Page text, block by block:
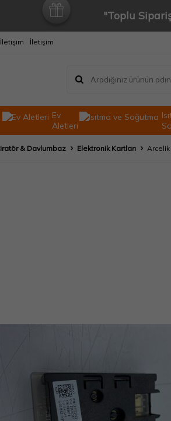
"Toplu
İletişim
Ev
Aletleri
& Davlumbaz Elektronik Kartları